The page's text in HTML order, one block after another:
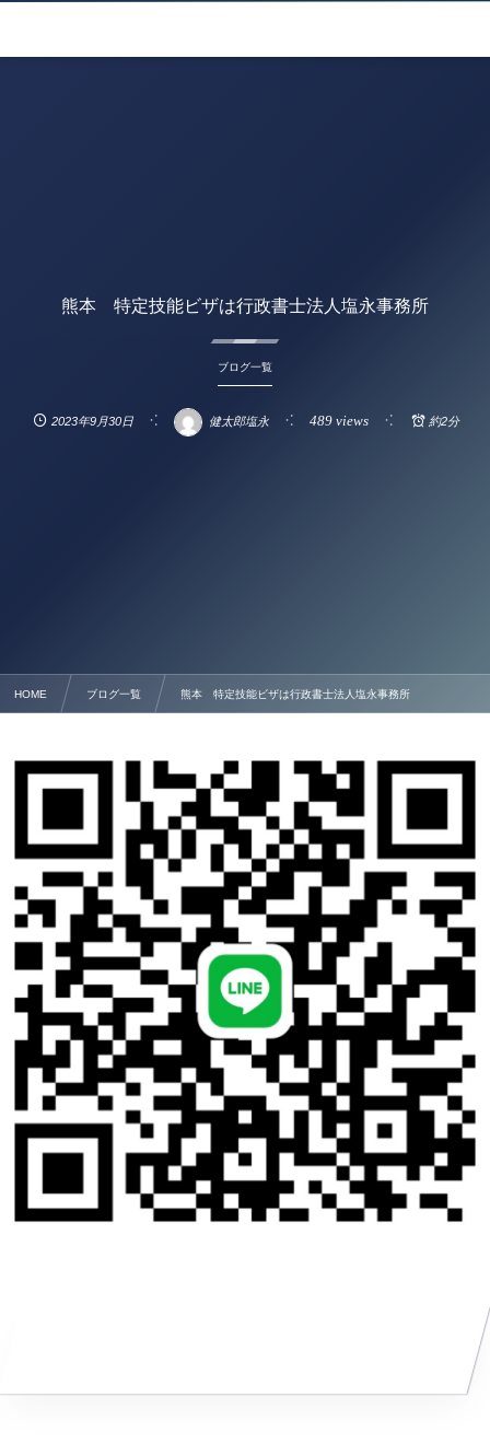
熊本 特定技能ビザは行政書士法人塩永事務所
ブログ一覧
2023年9月30日 健太郎塩永 489 views 約2分
HOME ブログ一覧 熊本 特定技能ビザは行政書士法人塩永事務所